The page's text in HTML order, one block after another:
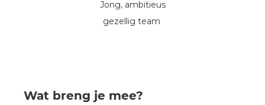
Jong, ambitieus
gezellig team
Wat breng je mee?